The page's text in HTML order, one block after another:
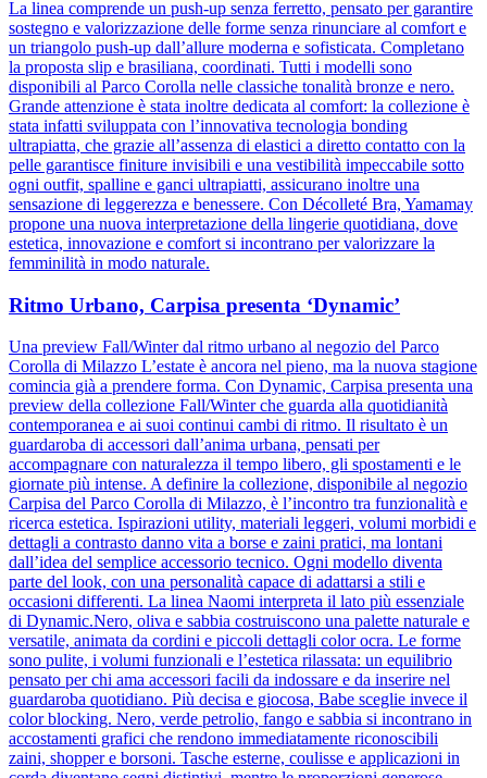
La linea comprende un push-up senza ferretto, pensato per garantire
sostegno e valorizzazione delle forme senza rinunciare al comfort e
un triangolo push-up dall’allure moderna e sofisticata. Completano
la proposta slip e brasiliana, coordinati. Tutti i modelli sono
disponibili al Parco Corolla nelle classiche tonalità bronze e nero.
Grande attenzione è stata inoltre dedicata al comfort: la collezione è
stata infatti sviluppata con l’innovativa tecnologia bonding
ultrapiatta, che grazie all’assenza di elastici a diretto contatto con la
pelle garantisce finiture invisibili e una vestibilità impeccabile sotto
ogni outfit, spalline e ganci ultrapiatti, assicurano inoltre una
sensazione di leggerezza e benessere. Con Décolleté Bra, Yamamay
propone una nuova interpretazione della lingerie quotidiana, dove
estetica, innovazione e comfort si incontrano per valorizzare la
femminilità in modo naturale.
Ritmo Urbano, Carpisa presenta ‘Dynamic’
Una preview Fall/Winter dal ritmo urbano al negozio del Parco
Corolla di Milazzo L’estate è ancora nel pieno, ma la nuova stagione
comincia già a prendere forma. Con Dynamic, Carpisa presenta una
preview della collezione Fall/Winter che guarda alla quotidianità
contemporanea e ai suoi continui cambi di ritmo. Il risultato è un
guardaroba di accessori dall’anima urbana, pensati per
accompagnare con naturalezza il tempo libero, gli spostamenti e le
giornate più intense. A definire la collezione, disponibile al negozio
Carpisa del Parco Corolla di Milazzo, è l’incontro tra funzionalità e
ricerca estetica. Ispirazioni utility, materiali leggeri, volumi morbidi e
dettagli a contrasto danno vita a borse e zaini pratici, ma lontani
dall’idea del semplice accessorio tecnico. Ogni modello diventa
parte del look, con una personalità capace di adattarsi a stili e
occasioni differenti. La linea Naomi interpreta il lato più essenziale
di Dynamic.Nero, oliva e sabbia costruiscono una palette naturale e
versatile, animata da cordini e piccoli dettagli color ocra. Le forme
sono pulite, i volumi funzionali e l’estetica rilassata: un equilibrio
pensato per chi ama accessori facili da indossare e da inserire nel
guardaroba quotidiano. Più decisa e giocosa, Babe sceglie invece il
color blocking. Nero, verde petrolio, fango e sabbia si incontrano in
accostamenti grafici che rendono immediatamente riconoscibili
zaini, shopper e borsoni. Tasche esterne, coulisse e applicazioni in